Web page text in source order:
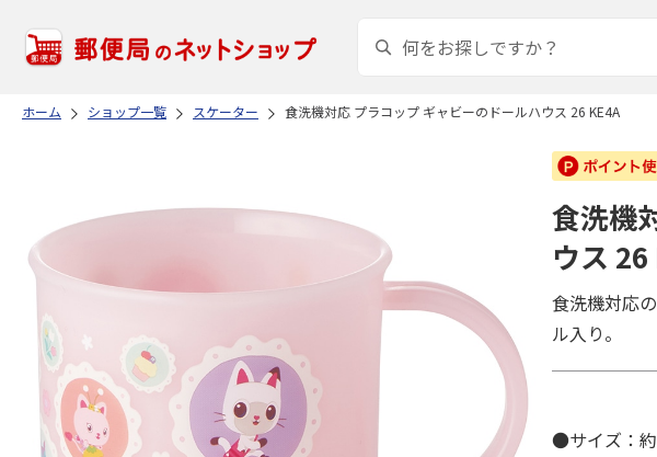
ホーム ショップ一覧 スケーター 食洗機対応 プラコップ ギャビーのドールハウス 26 KE4A
食洗機
ウス
食洗機対応
ル入り。
●サイズ：